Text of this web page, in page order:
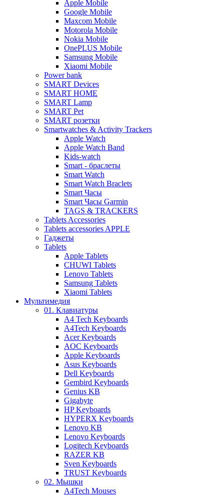
Apple Mobile
Google Mobile
Maxcom Mobile
Motorola Mobile
Nokia Mobile
OnePLUS Mobile
Samsung Mobile
Xiaomi Mobile
Power bank
SMART Devices
SMART HOME
SMART Lamp
SMART Pet
SMART розетки
Smartwatches & Activity Trackers
Apple Watch
Apple Watch Band
Kids-watch
Smart - браслеты
Smart Watch
Smart Watch Braclets
Smart Часы
Smart Часы Garmin
TAGS & TRACKERS
Tablets Accessories
Tablets accessories APPLE
Гаджеты
Tablets
Apple Tablets
CHUWI Tablets
Lenovo Tablets
Samsung Tablets
Xiaomi Tablets
Мультимедия
01. Клавиатуры
A4 Tech Keyboards
A4Tech Keyboards
Acer Keyboards
AOC Keyboards
Apple Keyboards
Asus Keyboards
Dell Keyboards
Gembird Keyboards
Genius KB
Gigabyte
HP Keyboards
HYPERX Keyboards
Lenovo KB
Lenovo Keyboards
Logitech Keyboards
RAZER KB
Sven Keyboards
TRUST Keyboards
02. Мышки
A4Tech Mouses